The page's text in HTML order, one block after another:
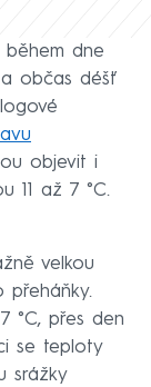
dne
občas déšť
objevit i
11 až 7 °C.
velkou
přeháňky.
°C, přes den
se teploty
srážky